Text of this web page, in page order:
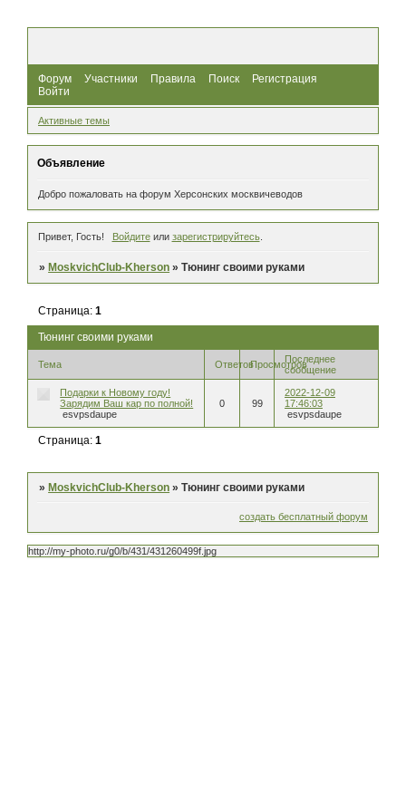
Форум Участники Правила Поиск
Регистрация
Войти
Активные темы
Объявление
Добро пожаловать на форум Херсонских москвичеводов
Привет, Гость! Войдитеили зарегистрируйтесь.
» MoskvichClub-Kherson »Тюнинг своими руками
Тюнинг своими руками
Страница:1
Тема ОтветовПросмотровПоследнее
сообщение
Подарки к Новому году!
Зарядим Ваш кар по полной!
esvpsdaupe
0 99
2022-12-09
17:46:03
esvpsdaupe
Страница:1
» MoskvichClub-Kherson »Тюнинг своими руками
создать бесплатный форум
http://my-photo.ru/g0/b/431/431260499f.jpg